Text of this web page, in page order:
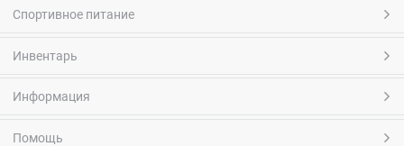
Спортивное питание
Инвентарь
Информация
Помощь